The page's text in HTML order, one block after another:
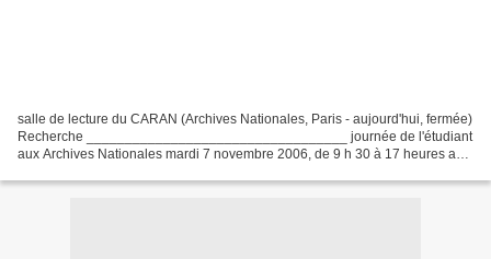
salle de lecture du CARAN (Archives Nationales, Paris - aujourd'hui, fermée)
Recherche __________________________________ journée de l'étudiant
aux Archives Nationales mardi 7 novembre 2006, de 9 h 30 à 17 heures au